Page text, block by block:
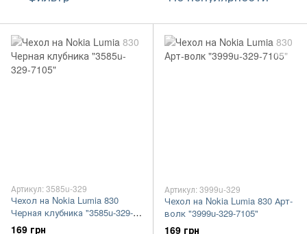
Артикул: 3585u-329
Чехол на Nokia Lumia 830
Черная клубника "3585u-329-
7105"
169 грн
Артикул: 3999u-329
Чехол на Nokia Lumia 830 Арт-
волк "3999u-329-7105"
169 грн